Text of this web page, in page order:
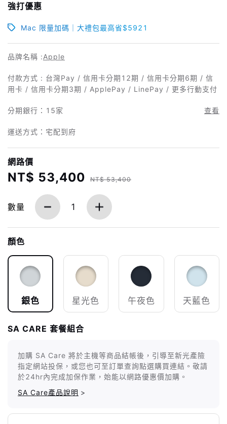
強打優惠
Mac 限量加碼｜大禮包最高省$5921
品牌名稱 :Apple
付款方式 : 台灣Pay / 信用卡分期12期 / 信用卡分期6期 / 信
用卡 / 信用卡分期3期 / ApplePay / LinePay / 更多行動支付
分期銀行： 15家 查看
運送方式：宅配到府
網路價
NT$ 53,400 NT$ 53,400
數量 1
顏色
銀色 星光色 午夜色 天藍色
SA CARE 套餐組合
加購 SA Care 將於主機等商品結帳後，引導至新光產險
指定網站投保，或您也可至訂單查詢點選購買連結。敬請
於24hr內完成加保作業，始能以網路優惠價加購。
SA Care產品說明 >